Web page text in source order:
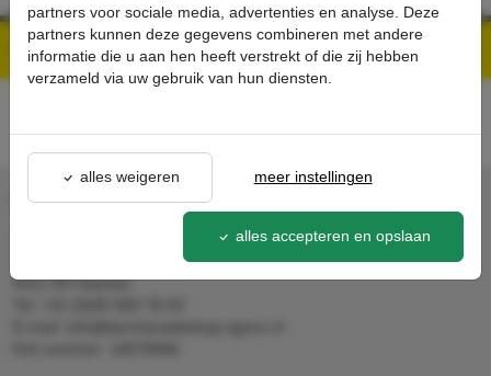
Kärcher Professional Webshop | Scherpe prijzen & Snel geleverd Acties - Exclusieve Kortingen & Promoties best-buy detail - - Kärcher Professional Webshop
CONTACT
6411 RS Heerlen
partners voor sociale media, advertenties en analyse. Deze
partners kunnen deze gegevens combineren met andere
informatie die u aan hen heeft verstrekt of die zij hebben
verzameld via uw gebruik van hun diensten.
alles weigeren meer instellingen
alles accepteren en opslaan